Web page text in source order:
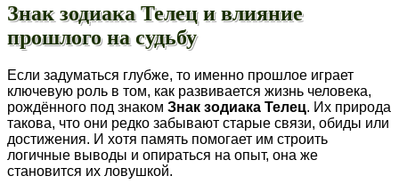
Знак зодиака Телец и влияние
прошлого на судьбу
Если задуматься глубже, то именно прошлое играет
ключевую роль в том, как развивается жизнь человека,
рождённого под знаком Знак зодиака Телец. Их природа
такова, что они редко забывают старые связи, обиды или
достижения. И хотя память помогает им строить
логичные выводы и опираться на опыт, она же
становится их ловушкой.